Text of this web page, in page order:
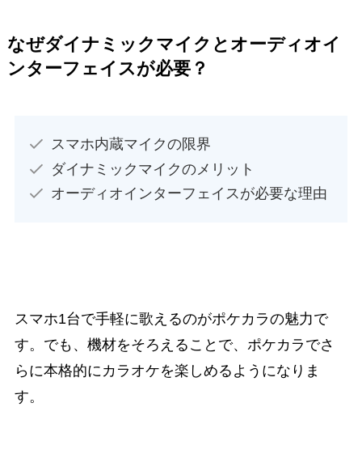
なぜダイナミックマイクとオーディオイ
ンターフェイスが必要？
スマホ内蔵マイクの限界
ダイナミックマイクのメリット
オーディオインターフェイスが必要な理由
スマホ1台で手軽に歌えるのがポケカラの魅力で
す。でも、機材をそろえることで、ポケカラでさ
らに本格的にカラオケを楽しめるようになりま
す。